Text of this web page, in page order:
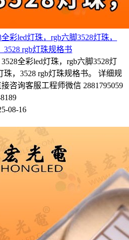
彩led灯珠，rgb六脚3528灯珠，
3528 rgb灯珠规格书
全彩led灯珠，rgb六脚3528灯
珠，3528 rgb灯珠规格书。 详细规
咨询客服工程师微信 2881795059
08-16